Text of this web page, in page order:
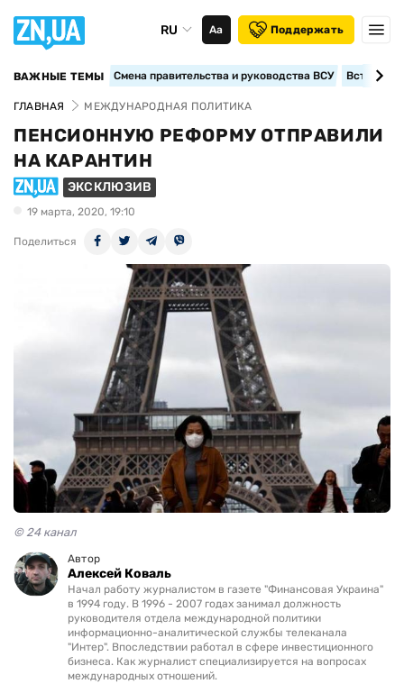
RU Аа Поддержать
ВАЖНЫЕ ТЕМЫ Смена правительства и руководства ВСУ
ГЛАВНАЯ МЕЖДУНАРОДНАЯ ПОЛИТИКА
ПЕНСИОННУЮ РЕФОРМУ ОТПРАВИЛИ
НА КАРАНТИН
ЭКСКЛЮЗИВ
19 марта, 2020, 19:10
Поделиться
© 24 канал
Автор
Алексей Коваль
Начал работу журналистом в газете "Финансовая Украина"
в 1994 году. В 1996 - 2007 годах занимал должность
руководителя отдела международной политики
информационно-аналитической службы телеканала
"Интер". Впоследствии работал в сфере инвестиционного
бизнеса. Как журналист специализируется на вопросах
международных отношений.